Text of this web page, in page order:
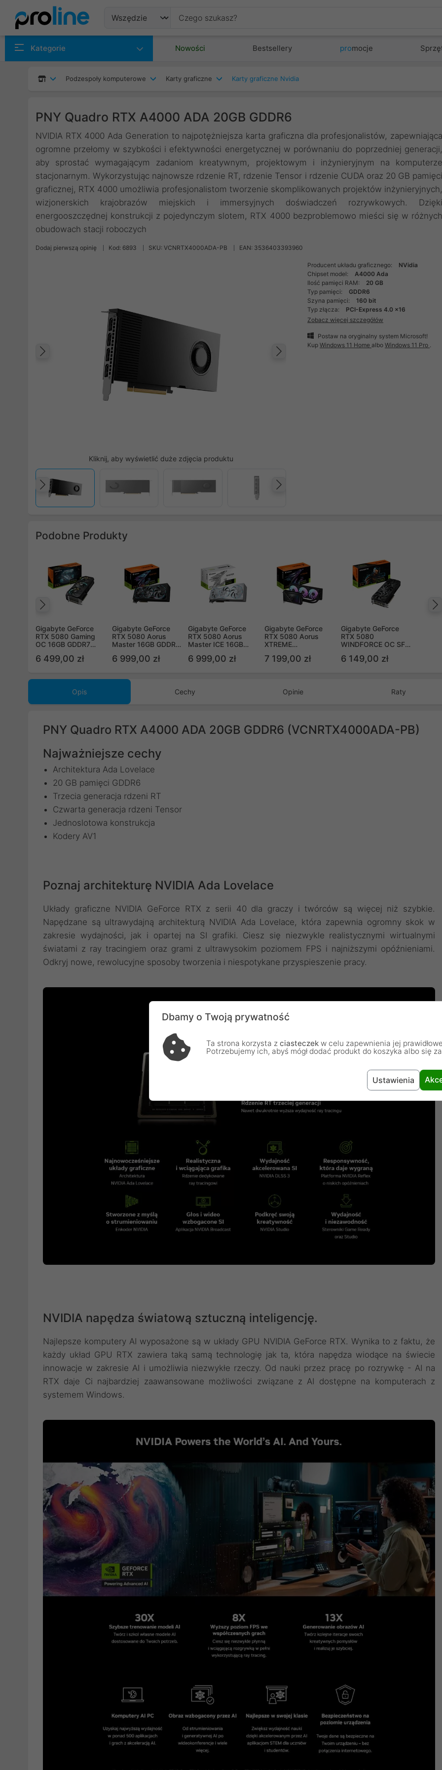
Kategorie Nowości Bestsellery promocje
Podzespoły komputerowe Karty graficzne Karty graficzne Nvidia
PNY Quadro RTX A4000 ADA 20GB GDDR6
NVIDIA RTX 4000 Ada Generation to najpotężniejsza karta graficzna dla profesjonalistów, zapewniająca
ogromne przełomy w szybkości i efektywności energetycznej w porównaniu do poprzedniej generacji,
aby sprostać wymagającym zadaniom kreatywnym, projektowym i inżynieryjnym na komputerze
stacjonarnym. Wykorzystując najnowsze rdzenie RT, rdzenie Tensor i rdzenie CUDA oraz 20 GB pamięci
graficznej, RTX 4000 umożliwia profesjonalistom tworzenie skomplikowanych projektów inżynieryjnych,
wizjonerskich krajobrazów miejskich i immersyjnych doświadczeń rozrywkowych. Dzięki
energooszczędnej konstrukcji z pojedynczym slotem, RTX 4000 bezproblemowo mieści się w różnych
obudowach stacji roboczych
Dodaj pierwszą opinię Kod: 6893 SKU: VCNRTX4000ADA-PB EAN: 3536403393960
Poprzedni
Kliknij, aby wyświetlić duże zdjęcia produktu
Poprzedni
Producent układu graficznego:
NVidia
Chipset model:
A4000 Ada
Ilość pamięci RAM:
20 GB
Typ pamięci:
GDDR6
Szyna pamięci:
160 bit
Typ złącza:
PCI-Express 4.0 x16
Zobacz więcej szczegółów
Postaw na oryginalny system Microsoft!
KupWindows 11 HomealboWindows 11 Pro .
Podobne Produkty
Gigabyte GeForce
RTX 5080 Gaming
OC 16GB GDDR7
N5080GAMING OC-
6 499,00 zł
Gigabyte GeForce
RTX 5080 Aorus
Master 16GB GDDR7
N5080AORUS M-
6 999,00 zł
Gigabyte GeForce
RTX 5080 Aorus
Master ICE 16GB
N5080AORUSM ICE-
6 999,00 zł
Gigabyte GeForce
RTX 5080 Aorus
XTREME
GDDR7 DLSS 4 (GV-
7 199,00 zł
Gigabyte GeForce
RTX 5080
WINDFORCE OC SFF
(GV-N5080WF3OC-
6 149,00 zł
Opis Cechy Opinie Raty
PNY Quadro RTX A4000 ADA 20GB GDDR6 (VCNRTX4000ADA-PB)
Najważniejsze cechy
Architektura Ada Lovelace
20 GB pamięci GDDR6
Trzecia generacja rdzeni RT
Czwarta generacja rdzeni Tensor
Jednoslotowa konstrukcja
Kodery AV1
Poznaj architekturę NVIDIA Ada Lovelace
Układy graficzne NVIDIA GeForce RTX z serii 40 dla graczy i twórców są więcej niż szybkie.
Napędzane są ultrawydajną architekturą NVIDIA Ada Lovelace, która zapewnia ogromny skok w
zakresie wydajności, jak i opartej na SI grafiki. Ciesz się niezwykle realistycznymi wirtualnymi
światami z ray tracingiem oraz grami z ultrawysokim poziomem FPS i najniższymi opóźnieniami.
Odkryj nowe, rewolucyjne sposoby tworzenia i niespotykane przyspieszenie pracy.
NVIDIA napędza światową sztuczną inteligencję.
Najlepsze komputery AI wyposażone są w układy GPU NVIDIA GeForce RTX. Wynika to z faktu, że
każdy układ GPU RTX zawiera taką samą technologię jak ta, która napędza wiodące na świecie
innowacje w zakresie AI i umożliwia niezwykłe rzeczy. Od nauki przez pracę po rozrywkę - AI na
RTX daje Ci najbardziej zaawansowane możliwości związane z AI dostępne na komputerach z
systemem Windows.
Dbamy o Twoją prywatność
Ta strona korzysta z ciasteczek w celu zapewnienia jej
Potrzebujemy ich, abyś mógł dodać produkt do koszyka albo się
Ustawienia